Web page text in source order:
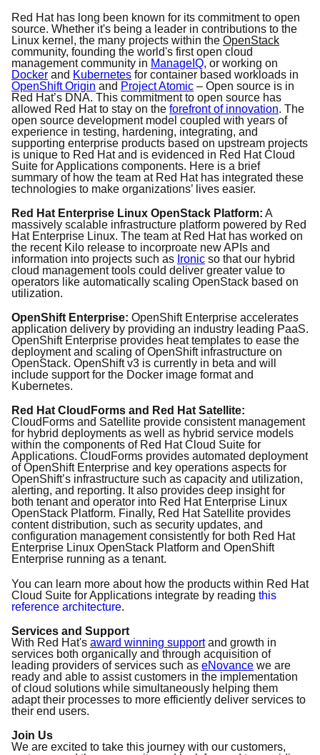
Red Hat has long been known for its commitment to open
source. Whether it's being a leader in contributions to the
Linux kernel, the many projects within the OpenStack
community, founding the world's first open cloud
management community in ManageIQ, or working on
Docker and Kubernetes for container based workloads in
OpenShift Origin and Project Atomic – Open source is in
Red Hat’s DNA. This commitment to open source has
allowed Red Hat to stay on the forefront of innovation. The
open source development model coupled with years of
experience in testing, hardening, integrating, and
supporting enterprise products based on upstream projects
is unique to Red Hat and is evidenced in Red Hat Cloud
Suite for Applications components. Here is a brief
summary of how the team at Red Hat has integrated these
technologies to make organizations’ lives easier.
Red Hat Enterprise Linux OpenStack Platform: A
massively scalable infrastructure platform powered by Red
Hat Enterprise Linux. The team at Red Hat has worked on
the recent Kilo release to incorproate new APIs and
information into projects such as Ironic so that our hybrid
cloud management tools could deliver greater value to
operators like automatically scaling OpenStack based on
utilization.
OpenShift Enterprise: OpenShift Enterprise accelerates
application delivery by providing an industry leading PaaS.
OpenShift Enterprise provides heat templates to ease the
deployment and scaling of OpenShift infrastructure on
OpenStack. OpenShift v3 is currently in beta and will
include support for the Docker image format and
Kubernetes.
Red Hat CloudForms and Red Hat Satellite:
CloudForms and Satellite provide consistent management
for hybrid deployments as well as hybrid service models
within the components of Red Hat Cloud Suite for
Applications. CloudForms provides automated deployment
of OpenShift Enterprise and key operations aspects for
OpenShift’s infrastructure such as capacity and utilization,
alerting, and reporting. It also provides deep insight for
both tenant and operator into Red Hat Enterprise Linux
OpenStack Platform. Finally, Red Hat Satellite provides
content distribution, such as security updates, and
configuration management consistently for both Red Hat
Enterprise Linux OpenStack Platform and OpenShift
Enterprise running as a tenant.
You can learn more about how the products within Red Hat
Cloud Suite for Applications integrate by reading this
reference architecture.
Services and Support
With Red Hat's award winning supportand growth in
services both organically and through acquisition of
leading providers of services such as eNovance we are
ready and able to assist customers in the implementation
of cloud solutions while simultaneously helping them
adapt their processes to more efficiently deliver services to
their end users.
Join Us
We are excited to take this journey with our customers,